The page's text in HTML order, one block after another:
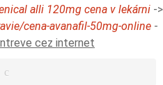
alli 120mg cena v lekárni ->
cena-avanafil-50mg-online -
cez internet